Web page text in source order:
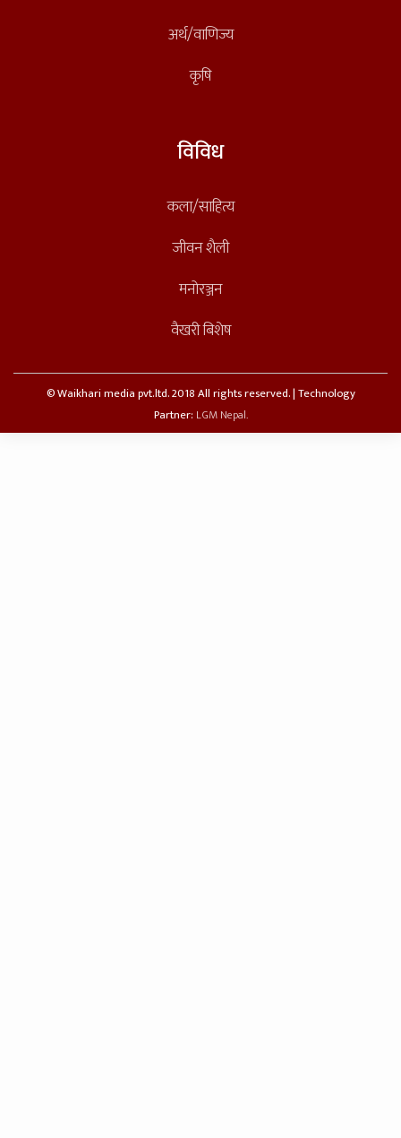
अर्थ/वाणिज्य
कृषि
विविध
कला/साहित्य
जीवन शैली
मनोरञ्जन
वैखरी बिशेष
© Waikhari media pvt.ltd. 2018 All rights reserved. | Technology
Partner: LGM Nepal.